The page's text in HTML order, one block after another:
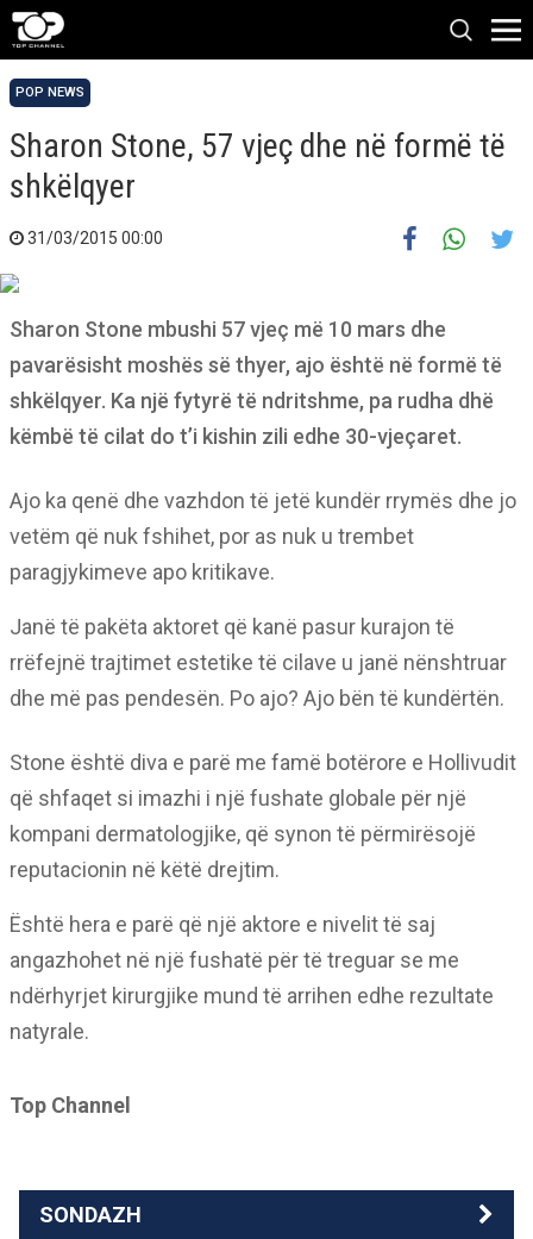
POP NEWS
Sharon Stone, 57 vjeç dhe në formë të
shkëlqyer
31/03/2015 00:00
Sharon Stone mbushi 57 vjeç më 10 mars dhe
pavarësisht moshës së thyer, ajo është në formë të
shkëlqyer. Ka një fytyrë të ndritshme, pa rudha dhë
këmbë të cilat do t’i kishin zili edhe 30-vjeçaret.
Ajo ka qenë dhe vazhdon të jetë kundër rrymës dhe jo
vetëm që nuk fshihet, por as nuk u trembet
paragjykimeve apo kritikave.
Janë të pakëta aktoret që kanë pasur kurajon të
rrëfejnë trajtimet estetike të cilave u janë nënshtruar
dhe më pas pendesën. Po ajo? Ajo bën të kundërtën.
Stone është diva e parë me famë botërore e Hollivudit
që shfaqet si imazhi i një fushate globale për një
kompani dermatologjike, që synon të përmirësojë
reputacionin në këtë drejtim.
Është hera e parë që një aktore e nivelit të saj
angazhohet në një fushatë për të treguar se me
ndërhyrjet kirurgjike mund të arrihen edhe rezultate
natyrale.
Top Channel
SONDAZH